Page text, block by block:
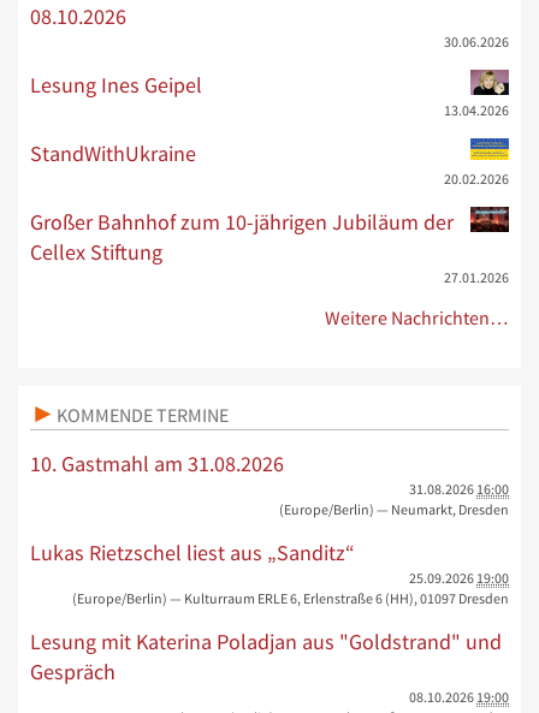
08.10.2026
30.06.2026
Lesung Ines Geipel
13.04.2026
StandWithUkraine
20.02.2026
Großer Bahnhof zum 10-jährigen Jubiläum der
Cellex Stiftung
27.01.2026
Weitere Nachrichten…
KOMMENDE TERMINE
10. Gastmahl am 31.08.2026
31.08.2026 16:00
(Europe/Berlin) — Neumarkt, Dresden
Lukas Rietzschel liest aus „Sanditz“
25.09.2026 19:00
(Europe/Berlin) — Kulturraum ERLE 6, Erlenstraße 6 (HH), 01097 Dresden
Lesung mit Katerina Poladjan aus "Goldstrand" und
Gespräch
08.10.2026 19:00